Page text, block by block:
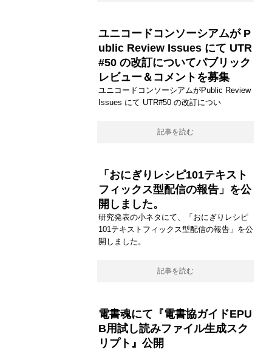
ユニコードコンソーシアムが P
ublic Review Issues にて UTR
#50 の改訂についてパブリック
レビュー＆コメントを募集
ユニコードコンソーシアムがPublic Review
Issues にて UTR#50 の改訂につい
記事を読む
「おにぎりレシピ101テキスト
フィックス型配信の報告」を公
開しました。
研究発表の小ネタにて、「おにぎりレシピ
101テキストフィックス型配信の報告」を公
開しました。
記事を読む
電書魂にて『電書協ガイドEPU
B用試し読みファイル生成スク
リプト』公開